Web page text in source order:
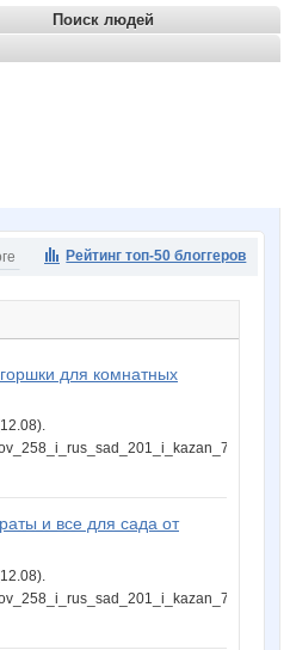
Поиск людей
Рейтинг топ-50 блоггеров
для комнатных
и все для сада от